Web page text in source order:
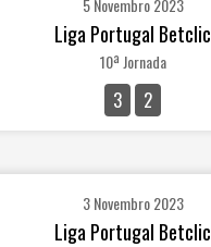
5 Novembro 2023
Liga Portugal Betclic
10ª Jornada
3 2
3 Novembro 2023
Liga Portugal Betclic